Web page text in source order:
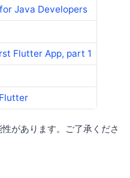
Java Developers
Flutter App, part 1
があります。ご了承くださ